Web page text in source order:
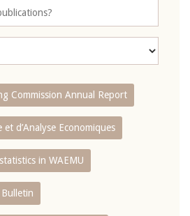
Commission Annual Report
et d’Analyse Economiques
in WAEMU